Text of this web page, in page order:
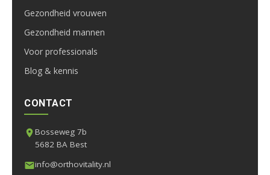
Gezondheid vrouwen
Gezondheid mannen
Voor professionals
Blog & kennis
CONTACT
Bosseweg 7b
5682 BA Best
info@orthovitality.nl